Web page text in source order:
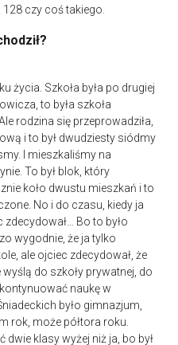
czy coś takiego.
życia. Szkoła była po drugiej
to była szkoła
rodzina się przeprowadziła,
i to był dwudziesty siódmy
I mieszkaliśmy na
To był blok, który
koło dwustu mieszkań i to
No i do czasu, kiedy ja
Bo to było
wygodnie, że ja tylko
ale ojciec zdecydował, że
wyślą do szkoły prywatnej, do
naukę w
było gimnazjum,
rok, może półtora roku.
dwie klasy wyżej niż ja, bo był